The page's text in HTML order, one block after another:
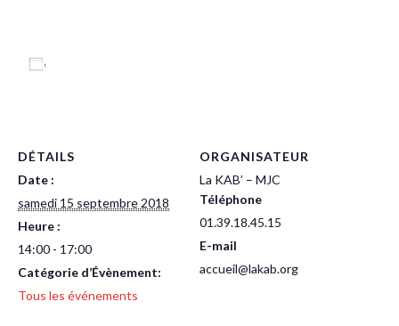
DÉTAILS
Date :
samedi 15 septembre 2018
Heure :
14:00 - 17:00
Catégorie d’Évènement:
Tous les événements
ORGANISATEUR
La KAB’ – MJC
Téléphone
01.39.18.45.15
E-mail
accueil@lakab.org